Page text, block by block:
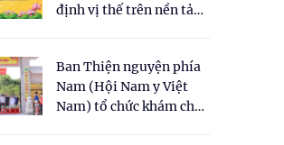
định vị thế trên nền tảng
Ban Thiện nguyện phía
Nam (Hội Nam y Việt
Nam) tổ chức khám chữa